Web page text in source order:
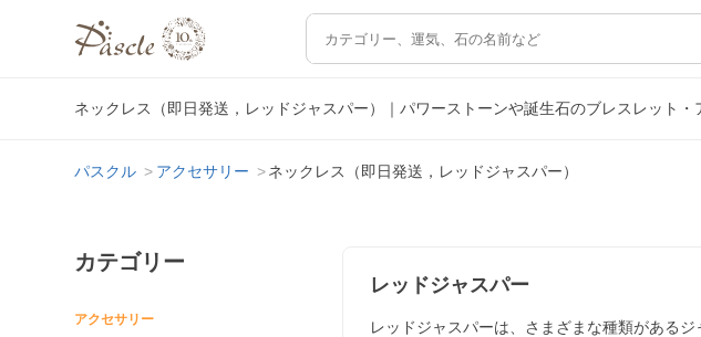
ネックレス（即日発送，レッドジャスパー）｜パワーストーンや誕生石のブレスレット・
パスクル アクセサリー ネックレス（即日発送，レッドジャスパー）
カテゴリー
アクセサリー
レッドジャスパー
レッドジャスパーは、さまざまな種類がある